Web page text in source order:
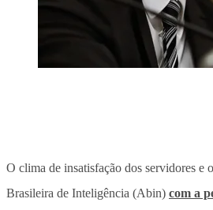
O clima de insatisfação dos servidores e
Brasileira de Inteligência (Abin) com a